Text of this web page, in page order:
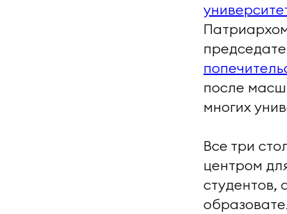
после
многих
Все три
центром